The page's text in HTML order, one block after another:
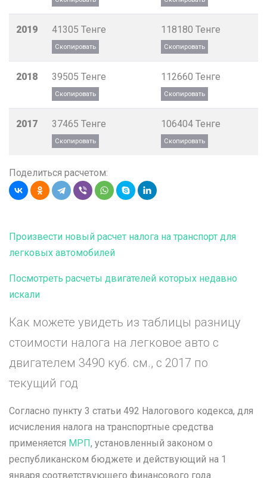
2019 41305 Тенге 118180 Тенге
2018 39505 Тенге 112660 Тенге
2017 37465 Тенге 106404 Тенге
Поделиться расчетом:
Произвести новый расчет налога на транспорт для
легковых автомобилей
Посмотреть расчеты двигателей которых недавно
искали
Как можете увидеть из таблицы разницу
стоимости налога на легковое авто с
двигателем 3490 куб. см., с 2017 по
текущий год
Согласно пункту 3 статьи 492 Налогового кодекса, для
исчисления налога на транспортные средства
применяется МРП, установленный законом о
республиканском бюджете и действующий на 1
января соответствующего финансового года.